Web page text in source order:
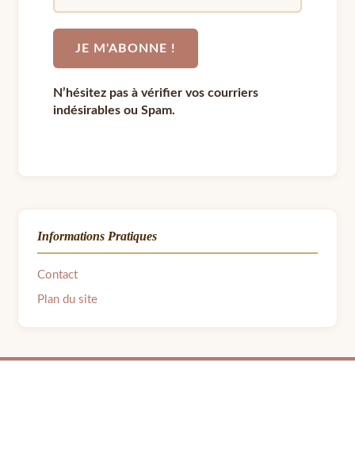
N’hésitez pas à vérifier vos courriers
indésirables ou Spam.
Informations Pratiques
Contact
Plan du site